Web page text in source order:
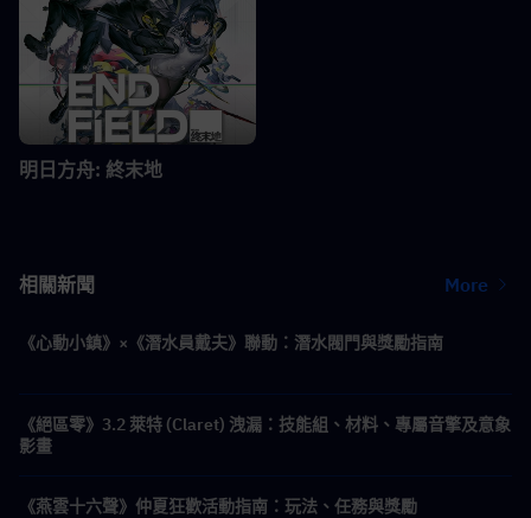
明日方舟: 終末地
相關新聞 More
《心動小鎮》×《潛水員戴夫》聯動：潛水閥門與獎勵指南
《絕區零》3.2 萊特 (Claret) 洩漏：技能組、材料、專屬音擎及意象
影畫
《燕雲十六聲》仲夏狂歡活動指南：玩法、任務與獎勵